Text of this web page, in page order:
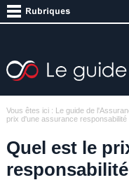
Vous êtes ici : Le guide de
prix d'une assurance
Quel est le